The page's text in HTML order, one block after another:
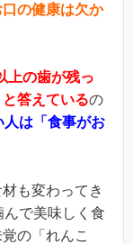
の健康は欠か
上の歯が残っ
答えているの
人は「食事がお
も変わってき
で美味しく食
の「れんこ